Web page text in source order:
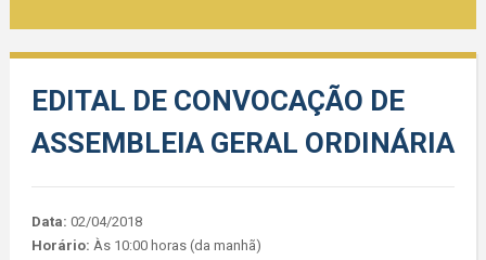
EDITAL DE CONVOCAÇÃO DE
ASSEMBLEIA GERAL ORDINÁRIA
Data: 02/04/2018
Horário: Às 10:00 horas (da manhã)